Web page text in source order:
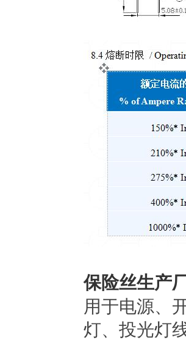
保险丝生产
用于电源、
灯、投光灯